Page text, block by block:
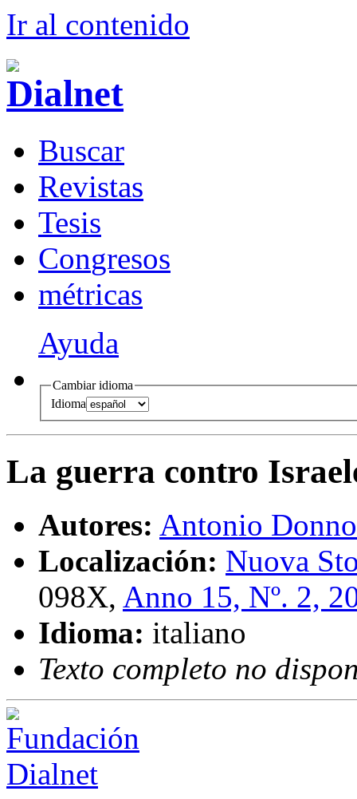
Ir al contenido
Buscar
Revistas
Tesis
Congresos
métricas
Ayuda
Cambiar idioma
Idioma
La guerra contro
Autores: Antonio Donno
Localización: Nuova
098X, Anno 15, Nº. 2,
Idioma: italiano
Texto completo no